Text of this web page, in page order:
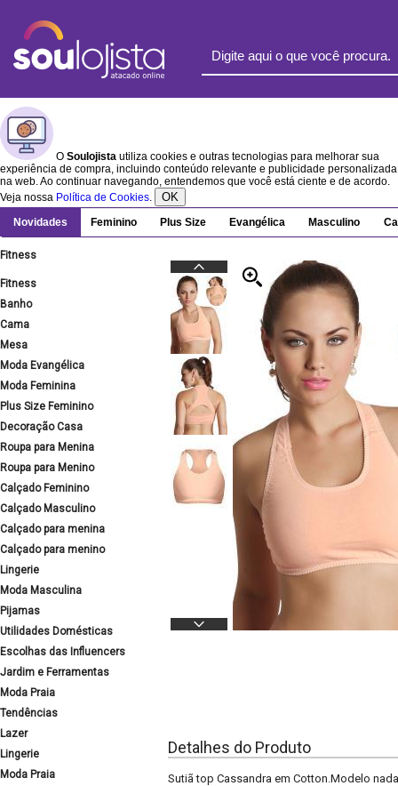
O Soulojista utiliza cookies e outras tecnologias para melhorar sua
experiência de compra, incluindo conteúdo relevante e publicidade personalizada
na web. Ao continuar navegando, entendemos que você está ciente e de acordo.
Veja nossa Política de Cookies. OK
Novidades Feminino Plus Size Evangélica Masculino
Fitness
Fitness
Banho
Cama
Mesa
Moda Evangélica
Moda Feminina
Plus Size Feminino
Decoração Casa
Roupa para Menina
Roupa para Menino
Calçado Feminino
Calçado Masculino
Calçado para menina
Calçado para menino
Lingerie
Moda Masculina
Pijamas
Utilidades Domésticas
Escolhas das Influencers
Jardim e Ferramentas
Moda Praia
Tendências
Lazer
Lingerie
Moda Praia
Detalhes do Produto
Sutiã top Cassandra em Cotton.Modelo